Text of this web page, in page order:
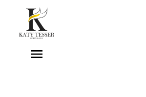
menu